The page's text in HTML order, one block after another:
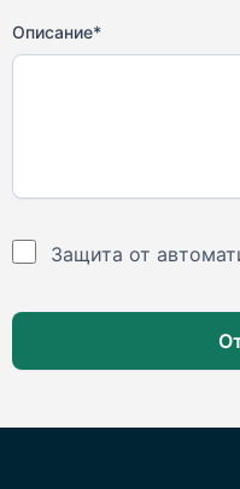
Описание*
Защита от